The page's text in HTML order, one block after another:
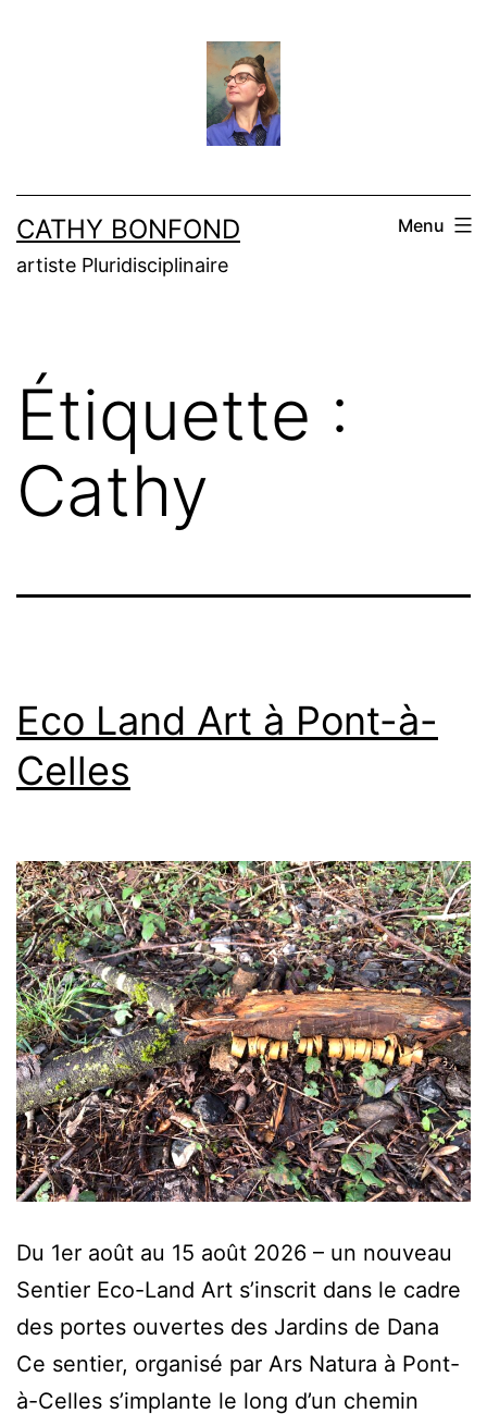
CATHY BONFOND
artiste Pluridisciplinaire
Menu
Étiquette :
Cathy
Eco Land Art à Pont-à-
Celles
Du 1er août au 15 août 2026 – un nouveau
Sentier Eco-Land Art s’inscrit dans le cadre
des portes ouvertes des Jardins de Dana
Ce sentier, organisé par Ars Natura à Pont-
à-Celles s’implante le long d’un chemin